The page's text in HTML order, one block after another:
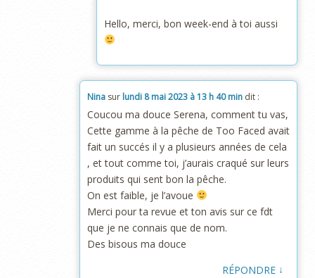
Hello, merci, bon week-end à toi aussi
Nina sur lundi 8 mai 2023 à 13 h 40 min dit :
Coucou ma douce Serena, comment tu vas,
Cette gamme à la pêche de Too Faced avait
fait un succés il y a plusieurs années de cela
, et tout comme toi, j’aurais craqué sur leurs
produits qui sent bon la pêche.
On est faible, je l’avoue
Merci pour ta revue et ton avis sur ce fdt
que je ne connais que de nom.
Des bisous ma douce
RÉPONDRE ↓